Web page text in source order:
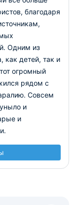
благодаря
Одним из
как детей, так и
огромный
рядом с
Совсем
и
и